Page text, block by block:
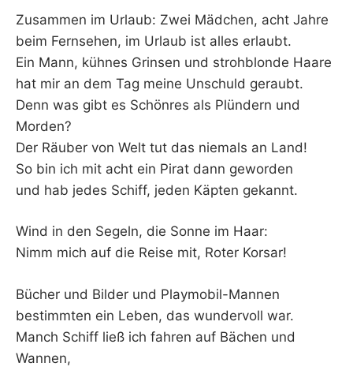
–
F
I
L
K
&
F
O
L
Zusammen im Urlaub: Zwei Mädchen, acht Jahre
beim Fernsehen, im Urlaub ist alles erlaubt.
Ein Mann, kühnes Grinsen und strohblonde Haare
hat mir an dem Tag meine Unschuld geraubt.
Denn was gibt es Schönres als Plündern und
Morden?
Der Räuber von Welt tut das niemals an Land!
So bin ich mit acht ein Pirat dann geworden
und hab jedes Schiff, jeden Käpten gekannt.
Wind in den Segeln, die Sonne im Haar:
Nimm mich auf die Reise mit, Roter Korsar!
Bücher und Bilder und Playmobil-Mannen
bestimmten ein Leben, das wundervoll war.
Manch Schiff ließ ich fahren auf Bächen und
Wannen,